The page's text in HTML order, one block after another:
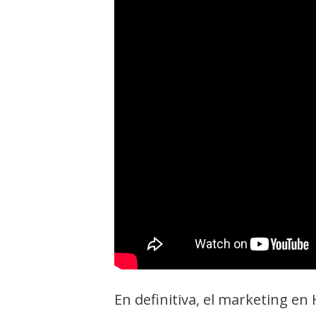
En definitiva, el marketing en